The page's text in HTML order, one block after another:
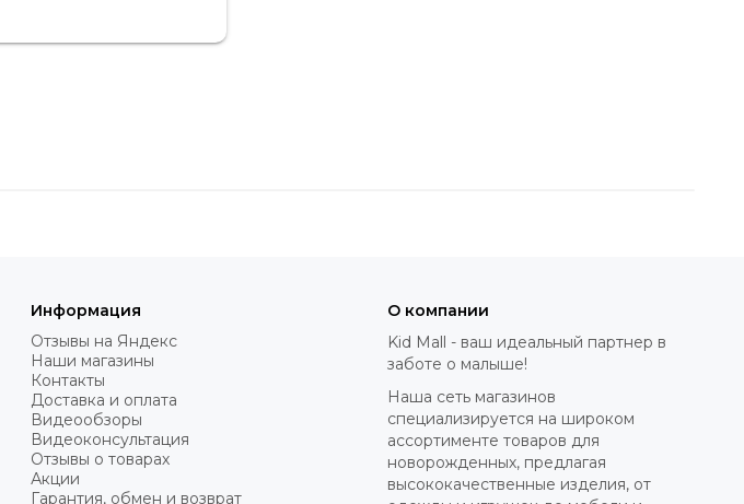
Информация
Отзывы на Яндекс
Наши магазины
Контакты
Доставка и оплата
Видеообзоры
Видеоконсультация
Отзывы о товарах
Акции
Гарантия, обмен и возврат
О компании
Kid Mall - ваш идеальный партнер в
заботе о малыше!
Наша сеть магазинов
специализируется на широком
ассортименте товаров для
новорожденных, предлагая
высококачественные изделия, от